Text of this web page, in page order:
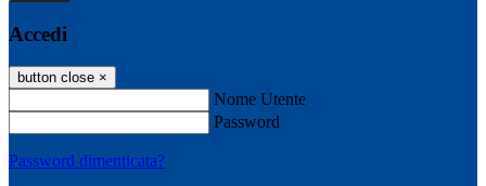
Accedi
button close ×
Nome Utente
Password
Password dimenticata?